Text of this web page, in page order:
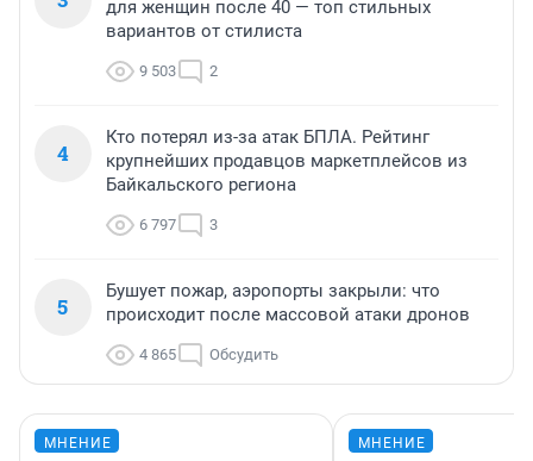
для женщин после 40 — топ стильных
вариантов от стилиста
9 503 2
4
Кто потерял из-за атак БПЛА. Рейтинг
крупнейших продавцов маркетплейсов из
Байкальского региона
6 797 3
5
Бушует пожар, аэропорты закрыли: что
происходит после массовой атаки дронов
4 865 Обсудить
МНЕНИЕ МНЕНИЕ